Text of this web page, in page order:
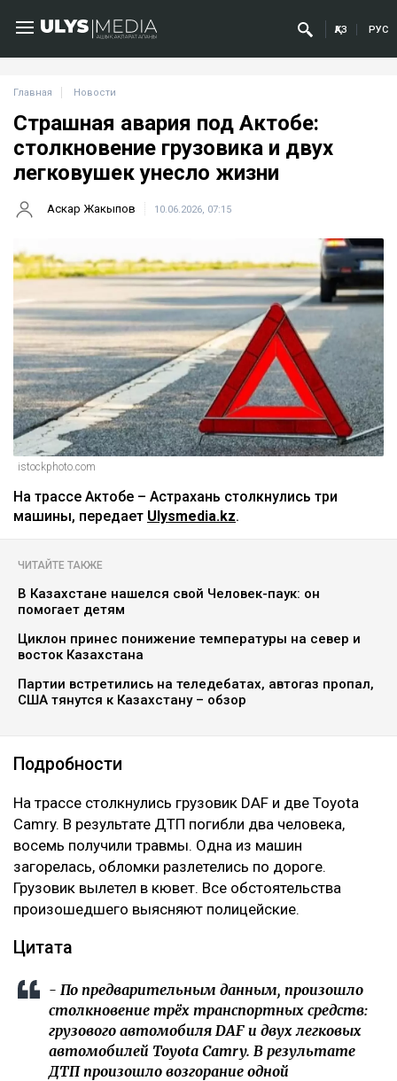
ҚАЗ РУС
Главная Новости
Страшная авария под Актобе:
столкновение грузовика и двух
легковушек унесло жизни
Аскар Жакыпов 10.06.2026, 07:15
istockphoto.com
На трассе Актобе – Астрахань столкнулись три
машины, передает Ulysmedia.kz.
ЧИТАЙТЕ ТАКЖЕ
В Казахстане нашелся свой Человек-паук: он
помогает детям
Циклон принес понижение температуры на север и
восток Казахстана
Партии встретились на теледебатах, автогаз пропал,
США тянутся к Казахстану – обзор
Подробности
На трассе столкнулись грузовик DAF и две Toyota
Camry. В результате ДТП погибли два человека,
восемь получили травмы. Одна из машин
загорелась, обломки разлетелись по дороге.
Грузовик вылетел в кювет. Все обстоятельства
произошедшего выясняют полицейские.
Цитата
- По предварительным данным, произошло
столкновение трёх транспортных средств:
грузового автомобиля DAF и двух легковых
автомобилей Toyota Camry. В результате
ДТП произошло возгорание одной